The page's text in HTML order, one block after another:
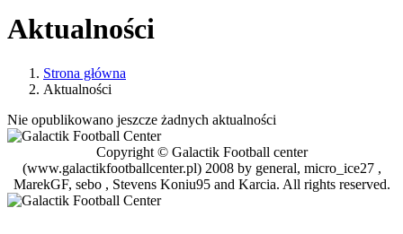
Aktualności
Strona główna
Aktualności
Nie opublikowano jeszcze żadnych aktualności
Copyright © Galactik Football center
(www.galactikfootballcenter.pl) 2008 by general, micro_ice27 ,
MarekGF, sebo , Stevens Koniu95 and Karcia. All rights reserved.